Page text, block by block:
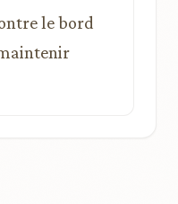
le bord